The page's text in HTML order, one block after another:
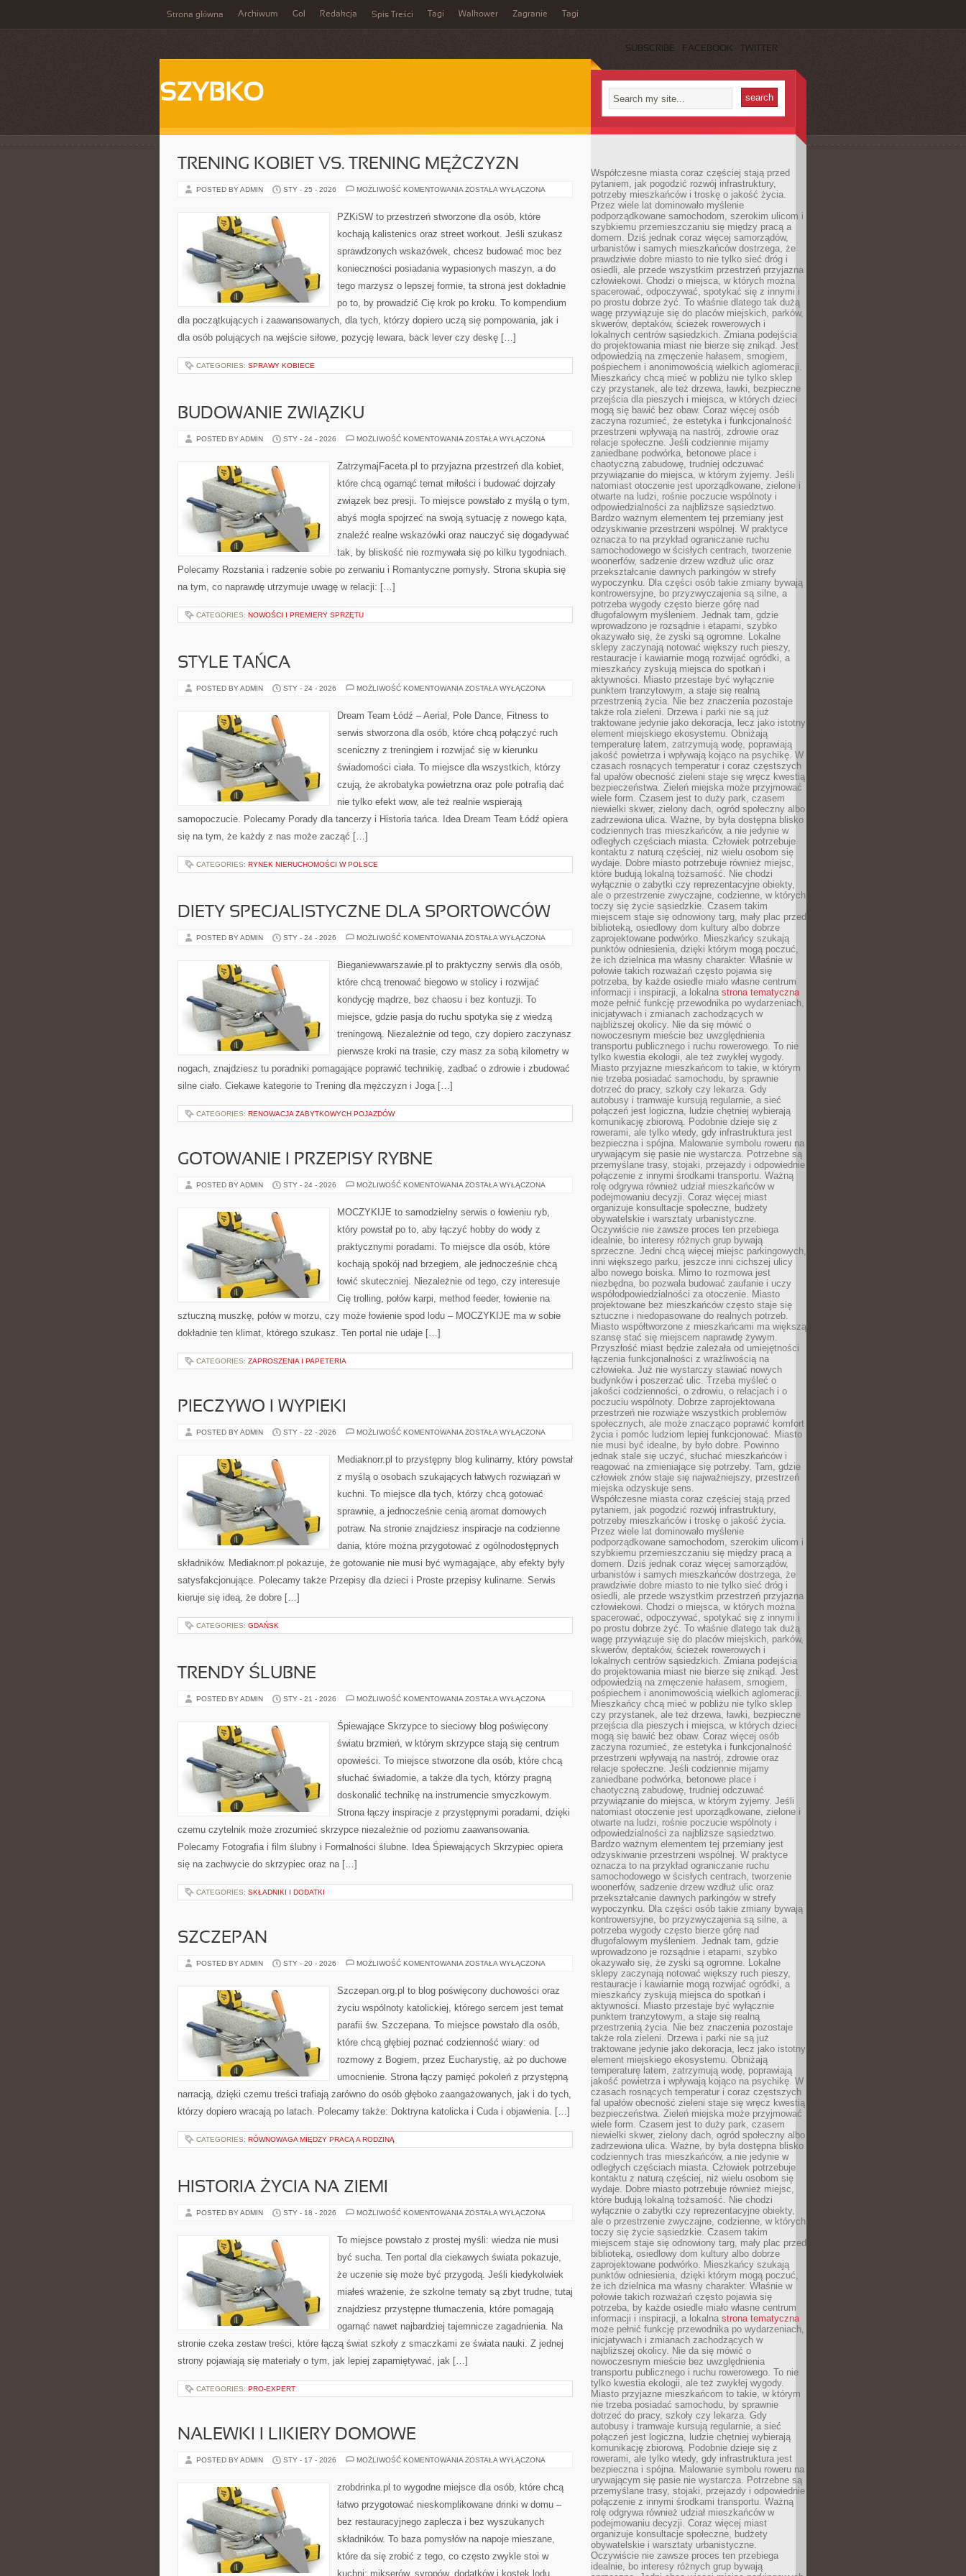
Strona główna Archiwum Gol Redakcja Spis Treści Tagi Walkower Zagranie Tagi
SUBSCRIBE FACEBOOK TWITTER
SZYBKO
TRENING KOBIET VS. TRENING MĘŻCZYZN
POSTED BY ADMIN STY - 25 - 2026 MOŻLIWOŚĆ KOMENTOWANIA TRENING
TRENING
MĘŻCZYZN
ZOSTAŁA WYŁĄCZONA
PZKiSW to przestrzeń stworzone dla osób, które
kochają kalistenics oraz street workout. Jeśli szukasz
sprawdzonych wskazówek, chcesz budować moc bez
konieczności posiadania wypasionych maszyn, a do
tego marzysz o lepszej formie, ta strona jest dokładnie
po to, by prowadzić Cię krok po kroku. To kompendium
dla początkujących i zaawansowanych, dla tych, którzy dopiero uczą się pompowania, jak i
dla osób polujących na wejście siłowe, pozycję lewara, back lever czy deskę […]
CATEGORIES: SPRAWY KOBIECE
BUDOWANIE ZWIĄZKU
POSTED BY ADMIN STY - 24 - 2026 MOŻLIWOŚĆ KOMENTOWANIA BUDOWANIE
ZOSTAŁA WYŁĄCZONA
ZatrzymajFaceta.pl to przyjazna przestrzeń dla kobiet,
które chcą ogarnąć temat miłości i budować dojrzały
związek bez presji. To miejsce powstało z myślą o tym,
abyś mogła spojrzeć na swoją sytuację z nowego kąta,
znaleźć realne wskazówki oraz nauczyć się dogadywać
tak, by bliskość nie rozmywała się po kilku tygodniach.
Polecamy Rozstania i radzenie sobie po zerwaniu i Romantyczne pomysły. Strona skupia się
na tym, co naprawdę utrzymuje uwagę w relacji: […]
CATEGORIES: NOWOŚCI I PREMIERY SPRZĘTU
STYLE TAŃCA
POSTED BY ADMIN STY - 24 - 2026 MOŻLIWOŚĆ KOMENTOWANIA STYLE
ZOSTAŁA WYŁĄCZONA
Dream Team Łódź – Aerial, Pole Dance, Fitness to
serwis stworzona dla osób, które chcą połączyć ruch
sceniczny z treningiem i rozwijać się w kierunku
świadomości ciała. To miejsce dla wszystkich, którzy
czują, że akrobatyka powietrzna oraz pole potrafią dać
nie tylko efekt wow, ale też realnie wspierają
samopoczucie. Polecamy Porady dla tancerzy i Historia tańca. Idea Dream Team Łódź opiera
się na tym, że każdy z nas może zacząć […]
CATEGORIES: RYNEK NIERUCHOMOŚCI W POLSCE
DIETY SPECJALISTYCZNE DLA SPORTOWCÓW
POSTED BY ADMIN STY - 24 - 2026 MOŻLIWOŚĆ KOMENTOWANIA DIETY
SPORTOWCÓW
ZOSTAŁA WYŁĄCZONA
Bieganiewwarszawie.pl to praktyczny serwis dla osób,
które chcą trenować biegowo w stolicy i rozwijać
kondycję mądrze, bez chaosu i bez kontuzji. To
miejsce, gdzie pasja do ruchu spotyka się z wiedzą
treningową. Niezależnie od tego, czy dopiero zaczynasz
pierwsze kroki na trasie, czy masz za sobą kilometry w
nogach, znajdziesz tu poradniki pomagające poprawić technikię, zadbać o zdrowie i zbudować
silne ciało. Ciekawe kategorie to Trening dla mężczyzn i Joga […]
CATEGORIES: RENOWACJA ZABYTKOWYCH POJAZDÓW
GOTOWANIE I PRZEPISY RYBNE
POSTED BY ADMIN STY - 24 - 2026 MOŻLIWOŚĆ KOMENTOWANIA GOTOWANIE
RYBNE
ZOSTAŁA WYŁĄCZONA
MOCZYKIJE to samodzielny serwis o łowieniu ryb,
który powstał po to, aby łączyć hobby do wody z
praktycznymi poradami. To miejsce dla osób, które
kochają spokój nad brzegiem, ale jednocześnie chcą
łowić skuteczniej. Niezależnie od tego, czy interesuje
Cię trolling, połów karpi, method feeder, łowienie na
sztuczną muszkę, połów w morzu, czy może łowienie spod lodu – MOCZYKIJE ma w sobie
dokładnie ten klimat, którego szukasz. Ten portal nie udaje […]
CATEGORIES: ZAPROSZENIA I PAPETERIA
PIECZYWO I WYPIEKI
POSTED BY ADMIN STY - 22 - 2026 MOŻLIWOŚĆ KOMENTOWANIA PIECZYWO
ZOSTAŁA WYŁĄCZONA
Mediaknorr.pl to przystępny blog kulinarny, który powstał
z myślą o osobach szukających łatwych rozwiązań w
kuchni. To miejsce dla tych, którzy chcą gotować
sprawnie, a jednocześnie cenią aromat domowych
potraw. Na stronie znajdziesz inspiracje na codzienne
dania, które można przygotować z ogólnodostępnych
składników. Mediaknorr.pl pokazuje, że gotowanie nie musi być wymagające, aby efekty były
satysfakcjonujące. Polecamy także Przepisy dla dzieci i Proste przepisy kulinarne. Serwis
kieruje się ideą, że dobre […]
CATEGORIES: GDAŃSK
TRENDY ŚLUBNE
POSTED BY ADMIN STY - 21 - 2026 MOŻLIWOŚĆ KOMENTOWANIA TRENDY
ZOSTAŁA WYŁĄCZONA
Śpiewające Skrzypce to sieciowy blog poświęcony
światu brzmień, w którym skrzypce stają się centrum
opowieści. To miejsce stworzone dla osób, które chcą
słuchać świadomie, a także dla tych, którzy pragną
doskonalić technikę na instrumencie smyczkowym.
Strona łączy inspiracje z przystępnymi poradami, dzięki
czemu czytelnik może zrozumieć skrzypce niezależnie od poziomu zaawansowania.
Polecamy Fotografia i film ślubny i Formalności ślubne. Idea Śpiewających Skrzypiec opiera
się na zachwycie do skrzypiec oraz na […]
CATEGORIES: SKŁADNIKI I DODATKI
SZCZEPAN
POSTED BY ADMIN STY - 20 - 2026 MOŻLIWOŚĆ KOMENTOWANIA SZCZEPAN
ZOSTAŁA WYŁĄCZONA
Szczepan.org.pl to blog poświęcony duchowości oraz
życiu wspólnoty katolickiej, którego sercem jest temat
parafii św. Szczepana. To miejsce powstało dla osób,
które chcą głębiej poznać codzienność wiary: od
rozmowy z Bogiem, przez Eucharystię, aż po duchowe
umocnienie. Strona łączy pamięć pokoleń z przystępną
narracją, dzięki czemu treści trafiają zarówno do osób głęboko zaangażowanych, jak i do tych,
którzy dopiero wracają po latach. Polecamy także: Doktryna katolicka i Cuda i objawienia. […]
CATEGORIES: RÓWNOWAGA MIĘDZY PRACĄ A RODZINĄ
HISTORIA ŻYCIA NA ZIEMI
POSTED BY ADMIN STY - 18 - 2026 MOŻLIWOŚĆ KOMENTOWANIA HISTORIA
ZIEMI
ZOSTAŁA WYŁĄCZONA
To miejsce powstało z prostej myśli: wiedza nie musi
być sucha. Ten portal dla ciekawych świata pokazuje,
że uczenie się może być przygodą. Jeśli kiedykolwiek
miałeś wrażenie, że szkolne tematy są zbyt trudne, tutaj
znajdziesz przystępne tłumaczenia, które pomagają
ogarnąć nawet najbardziej tajemnicze zagadnienia. Na
stronie czeka zestaw treści, które łączą świat szkoły z smaczkami ze świata nauki. Z jednej
strony pojawiają się materiały o tym, jak lepiej zapamiętywać, jak […]
CATEGORIES: PRO-EXPERT
NALEWKI I LIKIERY DOMOWE
POSTED BY ADMIN STY - 17 - 2026 MOŻLIWOŚĆ KOMENTOWANIA NALEWKI
DOMOWE
ZOSTAŁA WYŁĄCZONA
zrobdrinka.pl to wygodne miejsce dla osób, które chcą
łatwo przygotować nieskomplikowane drinki w domu –
bez restauracyjnego zaplecza i bez wyszukanych
składników. To baza pomysłów na napoje mieszane,
które da się zrobić z tego, co często zwykle stoi w
kuchni: mikserów, syropów, dodatków i kostek lodu.
Współczesne miasta coraz częściej stają przed
pytaniem, jak pogodzić rozwój infrastruktury,
potrzeby mieszkańców i troskę o jakość życia.
Przez wiele lat dominowało myślenie
podporządkowane samochodom, szerokim ulicom i
szybkiemu przemieszczaniu się między pracą a
domem. Dziś jednak coraz więcej samorządów,
urbanistów i samych mieszkańców dostrzega, że
prawdziwie dobre miasto to nie tylko sieć dróg i
osiedli, ale przede wszystkim przestrzeń przyjazna
człowiekowi. Chodzi o miejsca, w których można
spacerować, odpoczywać, spotykać się z innymi i
po prostu dobrze żyć. To właśnie dlatego tak dużą
wagę przywiązuje się do placów miejskich, parków,
skwerów, deptaków, ścieżek rowerowych i
lokalnych centrów sąsiedzkich. Zmiana podejścia
do projektowania miast nie bierze się znikąd. Jest
odpowiedzią na zmęczenie hałasem, smogiem,
pośpiechem i anonimowością wielkich aglomeracji.
Mieszkańcy chcą mieć w pobliżu nie tylko sklep
czy przystanek, ale też drzewa, ławki, bezpieczne
przejścia dla pieszych i miejsca, w których dzieci
mogą się bawić bez obaw. Coraz więcej osób
zaczyna rozumieć, że estetyka i funkcjonalność
przestrzeni wpływają na nastrój, zdrowie oraz
relacje społeczne. Jeśli codziennie mijamy
zaniedbane podwórka, betonowe place i
chaotyczną zabudowę, trudniej odczuwać
przywiązanie do miejsca, w którym żyjemy. Jeśli
natomiast otoczenie jest uporządkowane, zielone i
otwarte na ludzi, rośnie poczucie wspólnoty i
odpowiedzialności za najbliższe sąsiedztwo.
Bardzo ważnym elementem tej przemiany jest
odzyskiwanie przestrzeni wspólnej. W praktyce
oznacza to na przykład ograniczanie ruchu
samochodowego w ścisłych centrach, tworzenie
woonerfów, sadzenie drzew wzdłuż ulic oraz
przekształcanie dawnych parkingów w strefy
wypoczynku. Dla części osób takie zmiany bywają
kontrowersyjne, bo przyzwyczajenia są silne, a
potrzeba wygody często bierze górę nad
długofalowym myśleniem. Jednak tam, gdzie
wprowadzono je rozsądnie i etapami, szybko
okazywało się, że zyski są ogromne. Lokalne
sklepy zaczynają notować większy ruch pieszy,
restauracje i kawiarnie mogą rozwijać ogródki, a
mieszkańcy zyskują miejsca do spotkań i
aktywności. Miasto przestaje być wyłącznie
punktem tranzytowym, a staje się realną
przestrzenią życia. Nie bez znaczenia pozostaje
także rola zieleni. Drzewa i parki nie są już
traktowane jedynie jako dekoracja, lecz jako istotny
element miejskiego ekosystemu. Obniżają
temperaturę latem, zatrzymują wodę, poprawiają
jakość powietrza i wpływają kojąco na psychikę. W
czasach rosnących temperatur i coraz częstszych
fal upałów obecność zieleni staje się wręcz kwestią
bezpieczeństwa. Zieleń miejska może przyjmować
wiele form. Czasem jest to duży park, czasem
niewielki skwer, zielony dach, ogród społeczny albo
zadrzewiona ulica. Ważne, by była dostępna blisko
codziennych tras mieszkańców, a nie jedynie w
odległych częściach miasta. Człowiek potrzebuje
kontaktu z naturą częściej, niż wielu osobom się
wydaje. Dobre miasto potrzebuje również miejsc,
które budują lokalną tożsamość. Nie chodzi
wyłącznie o zabytki czy reprezentacyjne obiekty,
ale o przestrzenie zwyczajne, codzienne, w których
toczy się życie sąsiedzkie. Czasem takim
miejscem staje się odnowiony targ, mały plac przed
biblioteką, osiedlowy dom kultury albo dobrze
zaprojektowane podwórko. Mieszkańcy szukają
punktów odniesienia, dzięki którym mogą poczuć,
że ich dzielnica ma własny charakter. Właśnie w
połowie takich rozważań często pojawia się
potrzeba, by każde osiedle miało własne centrum
informacji i inspiracji, a lokalna strona tematyczna
może pełnić funkcję przewodnika po wydarzeniach,
inicjatywach i zmianach zachodzących w
najbliższej okolicy. Nie da się mówić o
nowoczesnym mieście bez uwzględnienia
transportu publicznego i ruchu rowerowego. To nie
tylko kwestia ekologii, ale też zwykłej wygody.
Miasto przyjazne mieszkańcom to takie, w którym
nie trzeba posiadać samochodu, by sprawnie
dotrzeć do pracy, szkoły czy lekarza. Gdy
autobusy i tramwaje kursują regularnie, a sieć
połączeń jest logiczna, ludzie chętniej wybierają
komunikację zbiorową. Podobnie dzieje się z
rowerami, ale tylko wtedy, gdy infrastruktura jest
bezpieczna i spójna. Malowanie symbolu roweru na
urywającym się pasie nie wystarcza. Potrzebne są
przemyślane trasy, stojaki, przejazdy i odpowiednie
połączenie z innymi środkami transportu. Ważną
rolę odgrywa również udział mieszkańców w
podejmowaniu decyzji. Coraz więcej miast
organizuje konsultacje społeczne, budżety
obywatelskie i warsztaty urbanistyczne.
Oczywiście nie zawsze proces ten przebiega
idealnie, bo interesy różnych grup bywają
sprzeczne. Jedni chcą więcej miejsc parkingowych,
inni większego parku, jeszcze inni cichszej ulicy
albo nowego boiska. Mimo to rozmowa jest
niezbędna, bo pozwala budować zaufanie i uczy
współodpowiedzialności za otoczenie. Miasto
projektowane bez mieszkańców często staje się
sztuczne i niedopasowane do realnych potrzeb.
Miasto współtworzone z mieszkańcami ma większą
szansę stać się miejscem naprawdę żywym.
Przyszłość miast będzie zależała od umiejętności
łączenia funkcjonalności z wrażliwością na
człowieka. Już nie wystarczy stawiać nowych
budynków i poszerzać ulic. Trzeba myśleć o
jakości codzienności, o zdrowiu, o relacjach i o
poczuciu wspólnoty. Dobrze zaprojektowana
przestrzeń nie rozwiąże wszystkich problemów
społecznych, ale może znacząco poprawić komfort
życia i pomóc ludziom lepiej funkcjonować. Miasto
nie musi być idealne, by było dobre. Powinno
jednak stale się uczyć, słuchać mieszkańców i
reagować na zmieniające się potrzeby. Tam, gdzie
człowiek znów staje się najważniejszy, przestrzeń
miejska odzyskuje sens.
Współczesne miasta coraz częściej stają przed
pytaniem, jak pogodzić rozwój infrastruktury,
potrzeby mieszkańców i troskę o jakość życia.
Przez wiele lat dominowało myślenie
podporządkowane samochodom, szerokim ulicom i
szybkiemu przemieszczaniu się między pracą a
domem. Dziś jednak coraz więcej samorządów,
urbanistów i samych mieszkańców dostrzega, że
prawdziwie dobre miasto to nie tylko sieć dróg i
osiedli, ale przede wszystkim przestrzeń przyjazna
człowiekowi. Chodzi o miejsca, w których można
spacerować, odpoczywać, spotykać się z innymi i
po prostu dobrze żyć. To właśnie dlatego tak dużą
wagę przywiązuje się do placów miejskich, parków,
skwerów, deptaków, ścieżek rowerowych i
lokalnych centrów sąsiedzkich. Zmiana podejścia
do projektowania miast nie bierze się znikąd. Jest
odpowiedzią na zmęczenie hałasem, smogiem,
pośpiechem i anonimowością wielkich aglomeracji.
Mieszkańcy chcą mieć w pobliżu nie tylko sklep
czy przystanek, ale też drzewa, ławki, bezpieczne
przejścia dla pieszych i miejsca, w których dzieci
mogą się bawić bez obaw. Coraz więcej osób
zaczyna rozumieć, że estetyka i funkcjonalność
przestrzeni wpływają na nastrój, zdrowie oraz
relacje społeczne. Jeśli codziennie mijamy
zaniedbane podwórka, betonowe place i
chaotyczną zabudowę, trudniej odczuwać
przywiązanie do miejsca, w którym żyjemy. Jeśli
natomiast otoczenie jest uporządkowane, zielone i
otwarte na ludzi, rośnie poczucie wspólnoty i
odpowiedzialności za najbliższe sąsiedztwo.
Bardzo ważnym elementem tej przemiany jest
odzyskiwanie przestrzeni wspólnej. W praktyce
oznacza to na przykład ograniczanie ruchu
samochodowego w ścisłych centrach, tworzenie
woonerfów, sadzenie drzew wzdłuż ulic oraz
przekształcanie dawnych parkingów w strefy
wypoczynku. Dla części osób takie zmiany bywają
kontrowersyjne, bo przyzwyczajenia są silne, a
potrzeba wygody często bierze górę nad
długofalowym myśleniem. Jednak tam, gdzie
wprowadzono je rozsądnie i etapami, szybko
okazywało się, że zyski są ogromne. Lokalne
sklepy zaczynają notować większy ruch pieszy,
restauracje i kawiarnie mogą rozwijać ogródki, a
mieszkańcy zyskują miejsca do spotkań i
aktywności. Miasto przestaje być wyłącznie
punktem tranzytowym, a staje się realną
przestrzenią życia. Nie bez znaczenia pozostaje
także rola zieleni. Drzewa i parki nie są już
traktowane jedynie jako dekoracja, lecz jako istotny
element miejskiego ekosystemu. Obniżają
temperaturę latem, zatrzymują wodę, poprawiają
jakość powietrza i wpływają kojąco na psychikę. W
czasach rosnących temperatur i coraz częstszych
fal upałów obecność zieleni staje się wręcz kwestią
bezpieczeństwa. Zieleń miejska może przyjmować
wiele form. Czasem jest to duży park, czasem
niewielki skwer, zielony dach, ogród społeczny albo
zadrzewiona ulica. Ważne, by była dostępna blisko
codziennych tras mieszkańców, a nie jedynie w
odległych częściach miasta. Człowiek potrzebuje
kontaktu z naturą częściej, niż wielu osobom się
wydaje. Dobre miasto potrzebuje również miejsc,
które budują lokalną tożsamość. Nie chodzi
wyłącznie o zabytki czy reprezentacyjne obiekty,
ale o przestrzenie zwyczajne, codzienne, w których
toczy się życie sąsiedzkie. Czasem takim
miejscem staje się odnowiony targ, mały plac przed
biblioteką, osiedlowy dom kultury albo dobrze
zaprojektowane podwórko. Mieszkańcy szukają
punktów odniesienia, dzięki którym mogą poczuć,
że ich dzielnica ma własny charakter. Właśnie w
połowie takich rozważań często pojawia się
potrzeba, by każde osiedle miało własne centrum
informacji i inspiracji, a lokalna strona tematyczna
może pełnić funkcję przewodnika po wydarzeniach,
inicjatywach i zmianach zachodzących w
najbliższej okolicy. Nie da się mówić o
nowoczesnym mieście bez uwzględnienia
transportu publicznego i ruchu rowerowego. To nie
tylko kwestia ekologii, ale też zwykłej wygody.
Miasto przyjazne mieszkańcom to takie, w którym
nie trzeba posiadać samochodu, by sprawnie
dotrzeć do pracy, szkoły czy lekarza. Gdy
autobusy i tramwaje kursują regularnie, a sieć
połączeń jest logiczna, ludzie chętniej wybierają
komunikację zbiorową. Podobnie dzieje się z
rowerami, ale tylko wtedy, gdy infrastruktura jest
bezpieczna i spójna. Malowanie symbolu roweru na
urywającym się pasie nie wystarcza. Potrzebne są
przemyślane trasy, stojaki, przejazdy i odpowiednie
połączenie z innymi środkami transportu. Ważną
rolę odgrywa również udział mieszkańców w
podejmowaniu decyzji. Coraz więcej miast
organizuje konsultacje społeczne, budżety
obywatelskie i warsztaty urbanistyczne.
Oczywiście nie zawsze proces ten przebiega
idealnie, bo interesy różnych grup bywają